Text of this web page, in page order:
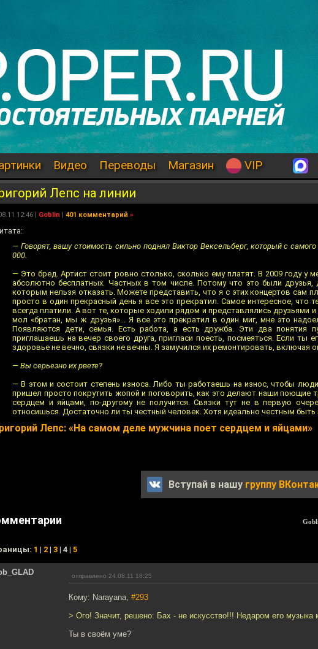
Видео Переводы Магазин VIP
Лепс на линии
12:46 | Goblin | 401 комментарий »
— Говорят, вашу стоимость сильно поднял Виктор Вексельберг, который с
000.
— Это бред. Артист стоит ровно столько, сколько ему платят. В 2009 году у
абсолютно бесплатных. Частных в том числе. Потому что это были
которым нельзя отказать. Можете представить, что я с этих концертов сам
просто в один прекрасный день я все это прекратил. Самое интересное, что
всегда платили. А вот те, которые ходили рядом и представлялись друзьями
мол «братан, мы ж друзья»... Я все это прекратил в один миг, мне это
Появляются дети, семья. Есть работа, а есть дружба. Эти два понятия
приглашаешь на вечер своего друга, пригласи поесть, посмеяться. Если ты
здоровье не вечно, связки не вечны. Я замучился их ремонтировать, включая
— Вы серьезно их рвете?
— В этом и состоит степень износа. Либо ты работаешь на износ, чтобы
пришел просто покрутить жопой и поговорить, как это делают наши поющие
сердцем и яйцами, по-другому не получится. Связки тут не в первую
относишься. Достаточно ли ты честный человек. Хотя идеально честным
Лепс: «На самом деле мужчина поет сердцем и яйцами»
Вступай в нашу группу
1 | 2 | 3 | 4 | 5
отправлено 24.08.11 18:25
Кому: Narayana, #293
> Ого! Значит, решено: Бах - не искусство!!! Недаром его музыка
Ты в своём уме?